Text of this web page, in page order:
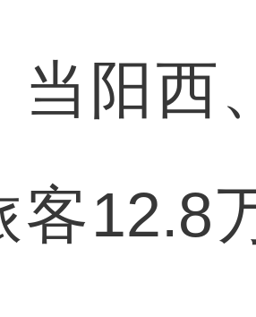
当阳西
客12.8